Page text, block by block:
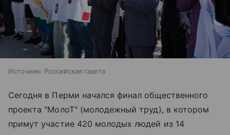
Источник: Российская газета
Сегодня в Перми начался финал общественного
проекта "МолоТ" (молодежный труд), в котором
примут участие 420 молодых людей из 14